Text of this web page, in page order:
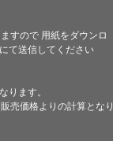
すので 用紙をダウンロ
て送信してください
ります。
売価格よりの計算となり